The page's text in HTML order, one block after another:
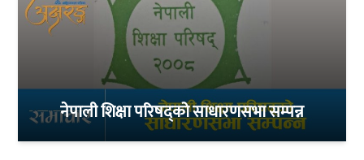
नेपाली शिक्षा परिषद्को साधारणसभा सम्पन्न